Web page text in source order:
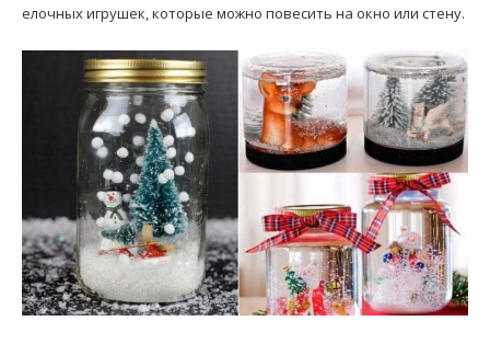
елочных игрушек, которые можно повесить на окно или стену.